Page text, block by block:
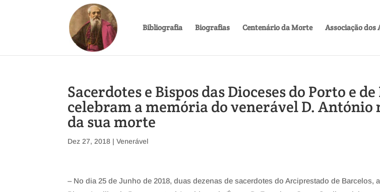
Bibliografia Biografias Centenário da Morte Associação dos
Sacerdotes e Bispos das Dioceses do Porto e
celebram a memória do venerável D. António
da sua morte
Dez 27, 2018 |Venerável
– No dia 25 de Junho de 2018, duas dezenas de sacerdotes do Arciprestado de Barcelos,